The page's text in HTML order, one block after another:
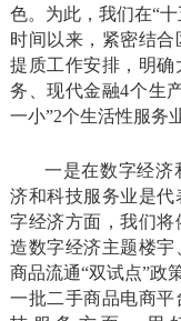
色。为此，我们在“
时间以来，紧密结
提质工作安排，明
务、现代金融4个生
一小”2个生活性服务
一是在数字经济
济和科技服务业是
字经济方面，我们
造数字经济主题楼
商品流通“双试点”政
一批二手商品电商